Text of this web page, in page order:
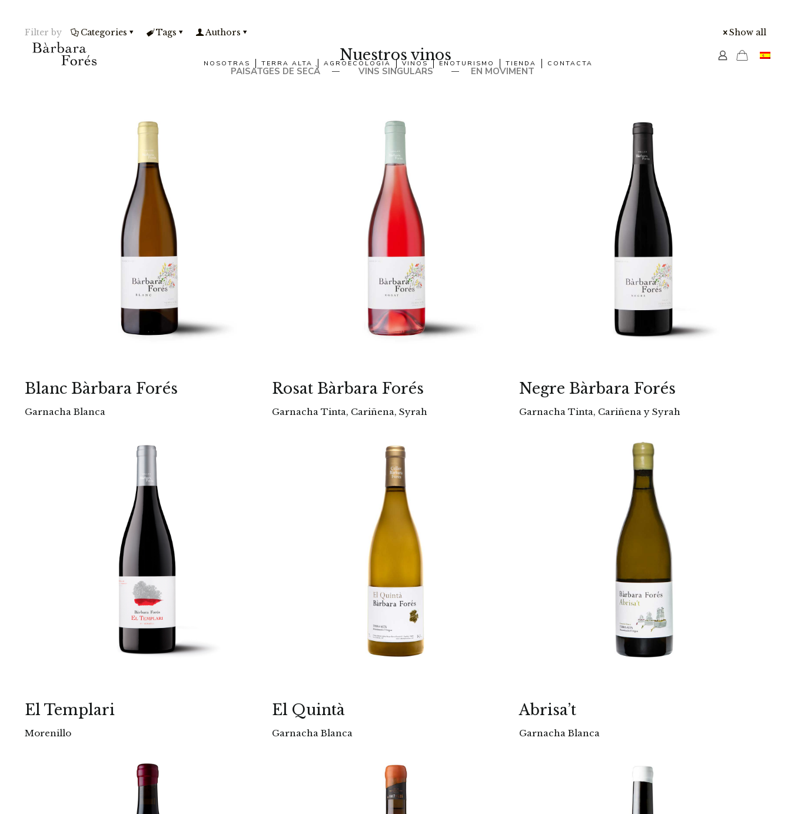
NOSOTRAS TERRA ALTA AGROECOLOGIA VINOS ENOTURISMO TIENDA CONTACTA
Filter by Categories Tags Authors Show all
Nuestros vinos
PAISATGES DE SECÀ — VINS SINGULARS — EN MOVIMENT
Blanc Bàrbara Forés
Garnacha Blanca
Rosat Bàrbara Forés
Garnacha Tinta, Cariñena, Syrah
Negre Bàrbara Forés
Garnacha Tinta, Cariñena y Syrah
El Templari
Morenillo
El Quintà
Garnacha Blanca
Abrisa’t
Garnacha Blanca